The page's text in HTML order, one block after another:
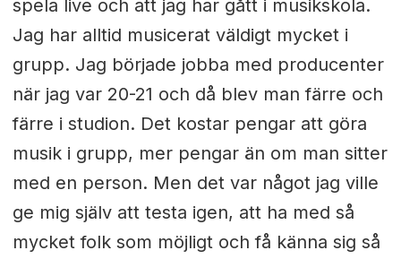
spela live och att jag har gått i musikskola.
Jag har alltid musicerat väldigt mycket i
grupp. Jag började jobba med producenter
när jag var 20-21 och då blev man färre och
färre i studion. Det kostar pengar att göra
musik i grupp, mer pengar än om man sitter
med en person. Men det var något jag ville
ge mig själv att testa igen, att ha med så
mycket folk som möjligt och få känna sig så